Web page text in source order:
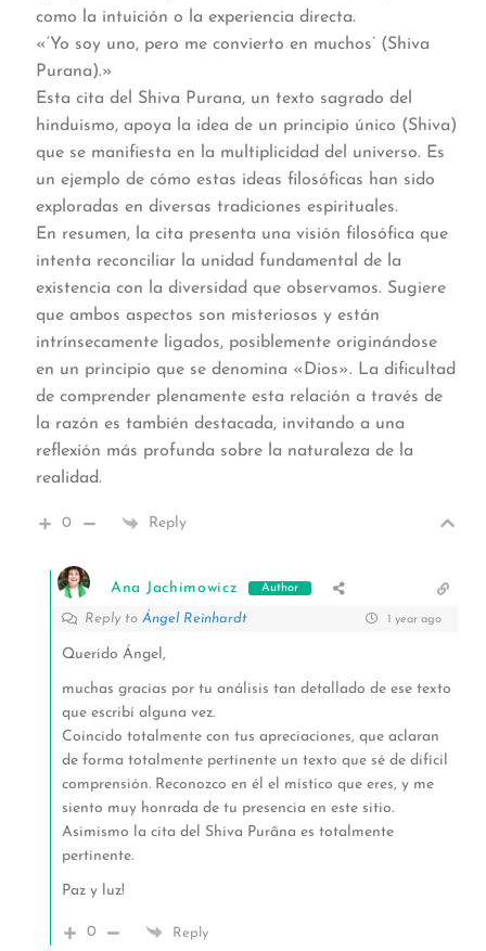
como la intuición o la experiencia directa.
«‘Yo soy uno, pero me convierto en muchos’ (Shiva
Purana).»
Esta cita del Shiva Purana, un texto sagrado del
hinduismo, apoya la idea de un principio único (Shiva)
que se manifiesta en la multiplicidad del universo. Es
un ejemplo de cómo estas ideas filosóficas han sido
exploradas en diversas tradiciones espirituales.
En resumen, la cita presenta una visión filosófica que
intenta reconciliar la unidad fundamental de la
existencia con la diversidad que observamos. Sugiere
que ambos aspectos son misteriosos y están
intrínsecamente ligados, posiblemente originándose
en un principio que se denomina «Dios». La dificultad
de comprender plenamente esta relación a través de
la razón es también destacada, invitando a una
reflexión más profunda sobre la naturaleza de la
realidad.
0 Reply
Ana Jachimowicz Author
Reply to Ángel Reinhardt 1 year ago
Querido Ángel,
muchas gracias por tu análisis tan detallado de ese texto
que escribí alguna vez.
Coincido totalmente con tus apreciaciones, que aclaran
de forma totalmente pertinente un texto que sé de difícil
comprensión. Reconozco en él el místico que eres, y me
siento muy honrada de tu presencia en este sitio.
Asimismo la cita del Shiva Purâna es totalmente
pertinente.
Paz y luz!
0 Reply